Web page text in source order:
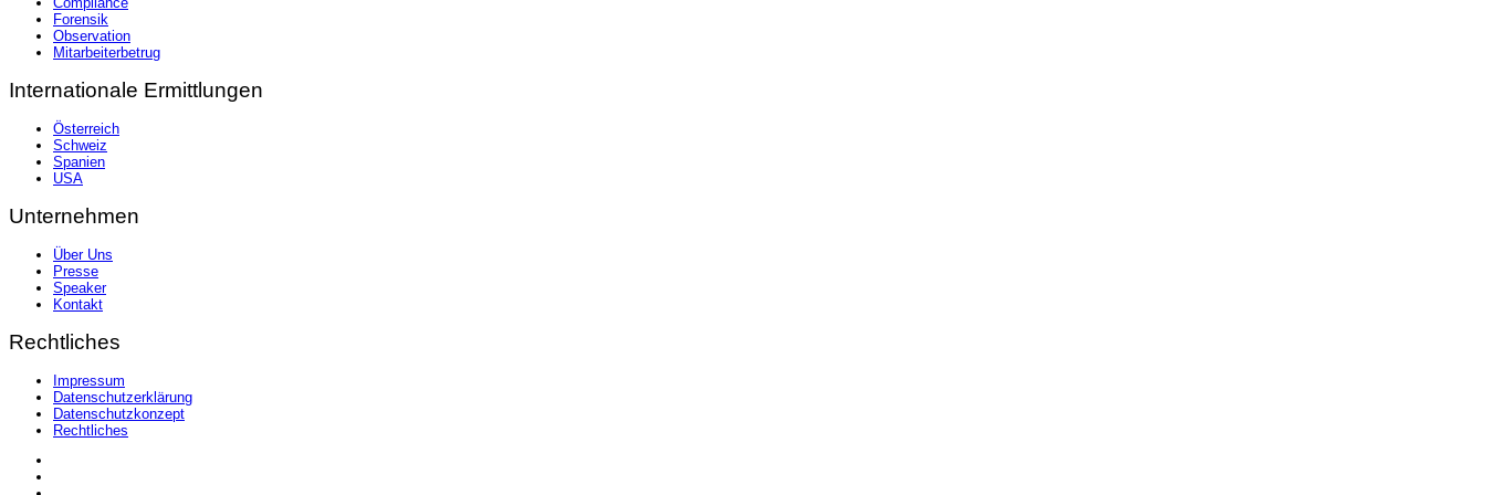
Forensik
Observation
Mitarbeiterbetrug
Internationale Ermittlungen
Österreich
Schweiz
Spanien
USA
Unternehmen
Über Uns
Presse
Speaker
Kontakt
Rechtliches
Impressum
Datenschutzerklärung
Datenschutzkonzept
Rechtliches